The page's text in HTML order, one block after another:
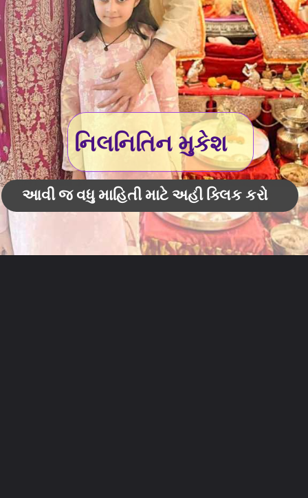
નિલનિતિન મુકેશ
આવી જ વધુ માહિતી માટે અહી ક્લિક કરો